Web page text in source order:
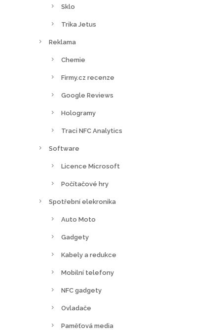
Sklo
Trika Jetus
Reklama
Chemie
Firmy.cz recenze
Google Reviews
Hologramy
Traci NFC Analytics
Software
Licence Microsoft
Počítačové hry
Spotřební elekronika
Auto Moto
Gadgety
Kabely a redukce
Mobilní telefony
NFC gadgety
Ovladače
Paměťová media